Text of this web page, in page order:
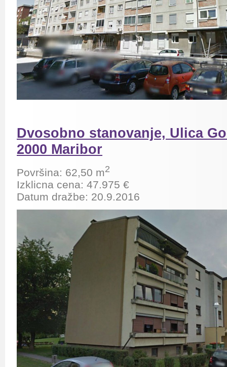
Dvosobno stanovanje, Ulica
2000 Maribor
Površina: 62,50 m2
Izklicna cena: 47.975 €
Datum dražbe: 20.9.2016